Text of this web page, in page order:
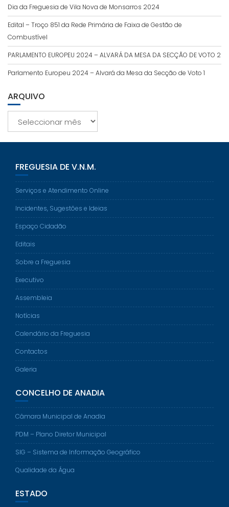
Dia da Freguesia de Vila Nova de Monsarros 2024
Edital – Troço 851 da Rede Primária de Faixa de Gestão de
Combustível
PARLAMENTO EUROPEU 2024 – ALVARÁ DA MESA DA SECÇÃO DE VOTO 2
Parlamento Europeu 2024 – Alvará da Mesa da Secção de Voto 1
ARQUIVO
FREGUESIA DE V.N.M.
Serviços e Atendimento Online
Incidentes, Sugestões e Ideias
Espaço Cidadão
Editais
Sobre a Freguesia
Executivo
Assembleia
Notícias
Calendário da Freguesia
Contactos
Galeria
CONCELHO DE ANADIA
Câmara Municipal de Anadia
PDM – Plano Diretor Municipal
SIG – Sistema de Informação Geográfico
Qualidade da Água
ESTADO